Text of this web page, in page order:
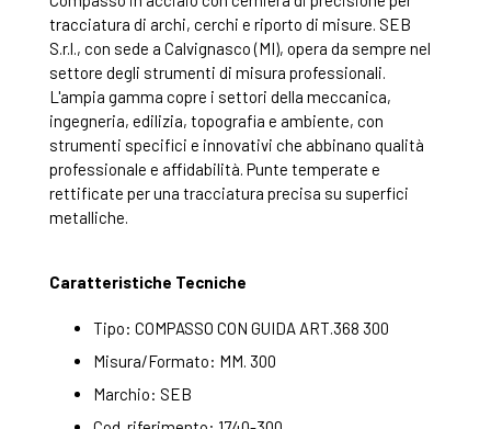
tracciatura di archi, cerchi e riporto di misure. SEB
S.r.l., con sede a Calvignasco (MI), opera da sempre nel
settore degli strumenti di misura professionali.
L'ampia gamma copre i settori della meccanica,
ingegneria, edilizia, topografia e ambiente, con
strumenti specifici e innovativi che abbinano qualità
professionale e affidabilità. Punte temperate e
rettificate per una tracciatura precisa su superfici
metalliche.
Caratteristiche Tecniche
Tipo: COMPASSO CON GUIDA ART.368 300
Misura/Formato: MM. 300
Marchio: SEB